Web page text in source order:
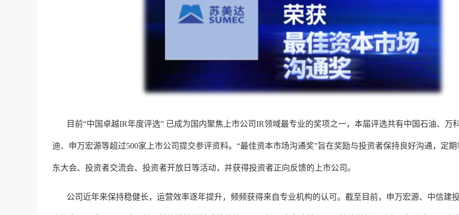
目前“中国卓越IR年度评选” 已成为国内聚焦上市公司IR领域最专业的奖项之一，本届评选共有中国石油、万
迪、申万宏源等超过500家上市公司提交参评资料。“最佳资本市场沟通奖”旨在奖励与投资者保持良好沟通，定
东大会、投资者交流会、投资者开放日等活动，并获得投资者正向反馈的上市公司。
公司近年来保持稳健长，运营效率逐年提升，频频获得来自专业机构的认可。截至目前，申万宏源、中信建